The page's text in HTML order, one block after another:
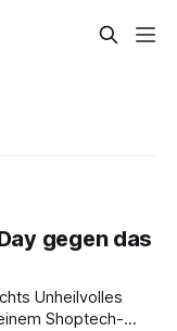
gegen das
Unheilvolles
Shoptech-